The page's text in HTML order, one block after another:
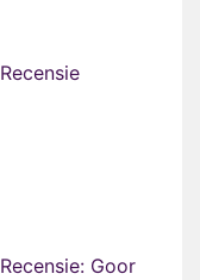
Recensie
Recensie: Goor